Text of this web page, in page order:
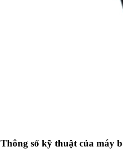
Thông số kỹ thuật của máy